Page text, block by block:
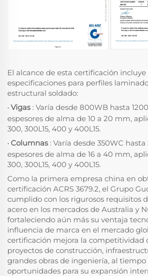
El alcance de esta certificación
especificaciones para perfiles
estructural soldado:
· Vigas : Varía desde 800WB hasta
espesores de alma de 10 a 20 mm,
300, 300L15, 400 y 400L15.
· Columnas : Varía desde 350WC
espesores de alma de 16 a 40 mm,
300, 300L15, 400 y 400L15.
Como la primera empresa china en
certificación ACRS 3679.2, el Grupo
cumplido con los rigurosos requisitos
acero en los mercados de Australia y
fortaleciendo aún más su ventaja
influencia de marca en el mercado
certificación mejora la competitividad
proyectos de construcción,
grandes obras de ingeniería, al
oportunidades para su expansión